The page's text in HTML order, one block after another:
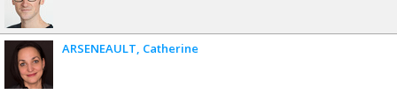
ARSENEAULT Catherine